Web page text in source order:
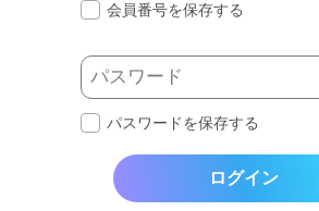
会員番号を保存する
パスワードを保存する
ログイン